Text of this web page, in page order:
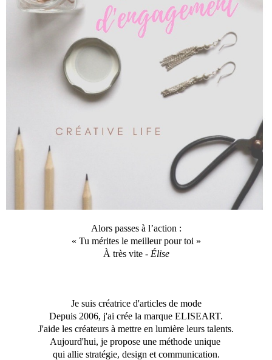
Alors passes à l’action :
« Tu mérites le meilleur pour toi »
À très vite - Élise
Je suis créatrice d'articles de mode
Depuis 2006, j'ai crée la marque ELISEART.
J'aide les créateurs à mettre en lumière leurs talents.
Aujourd'hui, je propose une méthode unique
qui allie stratégie, design et communication.